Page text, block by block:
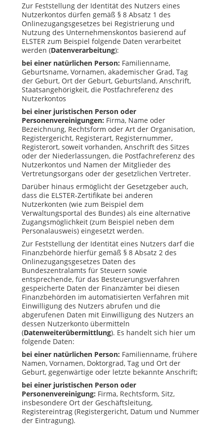
Zur Feststellung der Identität des Nutzers eines
Nutzerkontos dürfen gemäß § 8 Absatz 1 des
Onlinezugangsgesetzes bei Registrierung und
Nutzung des Unternehmenskontos basierend auf
ELSTER zum Beispiel folgende Daten verarbeitet
werden (Datenverarbeitung):
bei einer natürlichen Person: Familienname,
Geburtsname, Vornamen, akademischer Grad, Tag
der Geburt, Ort der Geburt, Geburtsland, Anschrift,
Staatsangehörigkeit, die Postfachreferenz des
Nutzerkontos
bei einer juristischen Person oder
Personenvereinigungen: Firma, Name oder
Bezeichnung, Rechtsform oder Art der Organisation,
Registergericht, Registerart, Registernummer,
Registerort, soweit vorhanden, Anschrift des Sitzes
oder der Niederlassungen, die Postfachreferenz des
Nutzerkontos und Namen der Mitglieder des
Vertretungsorgans oder der gesetzlichen Vertreter.
Darüber hinaus ermöglicht der Gesetzgeber auch,
dass die ELSTER-Zertifikate bei anderen
Nutzerkonten (wie zum Beispiel dem
Verwaltungsportal des Bundes) als eine alternative
Zugangsmöglichkeit (zum Beispiel neben dem
Personalausweis) eingesetzt werden.
Zur Feststellung der Identität eines Nutzers darf die
Finanzbehörde hierfür gemäß § 8 Absatz 2 des
Onlinezugangsgesetzes Daten des
Bundeszentralamts für Steuern sowie
entsprechende, für das Besteuerungsverfahren
gespeicherte Daten der Finanzämter bei diesen
Finanzbehörden im automatisierten Verfahren mit
Einwilligung des Nutzers abrufen und die
abgerufenen Daten mit Einwilligung des Nutzers an
dessen Nutzerkonto übermitteln
(Datenweiterübermittlung). Es handelt sich hier um
folgende Daten:
bei einer natürlichen Person: Familienname, frühere
Namen, Vornamen, Doktorgrad, Tag und Ort der
Geburt, gegenwärtige oder letzte bekannte Anschrift;
bei einer juristischen Person oder
Personenvereinigung: Firma, Rechtsform, Sitz,
insbesondere Ort der Geschäftsleitung,
Registereintrag (Registergericht, Datum und Nummer
der Eintragung).